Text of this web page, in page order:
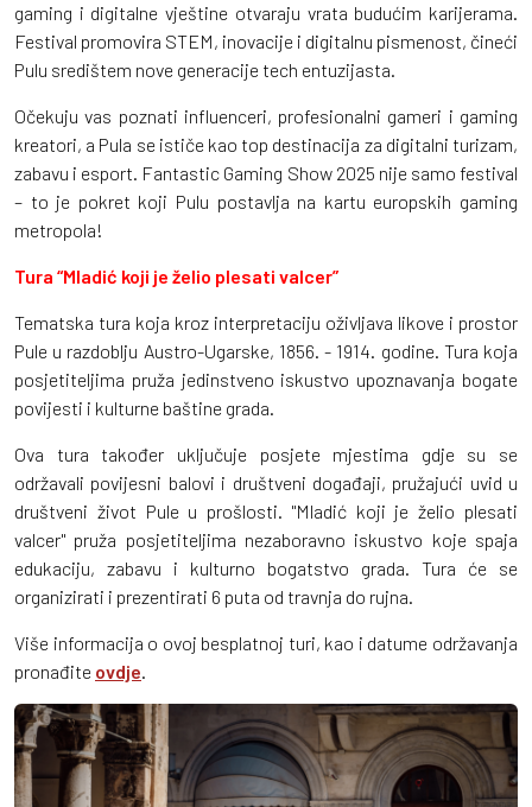
gaming i digitalne vještine otvaraju vrata budućim karijerama.
Festival promovira STEM, inovacije i digitalnu pismenost, čineći
Pulu središtem nove generacije tech entuzijasta.
Očekuju vas poznati influenceri, profesionalni gameri i gaming
kreatori, a Pula se ističe kao top destinacija za digitalni turizam,
zabavu i esport. Fantastic Gaming Show 2025 nije samo festival
– to je pokret koji Pulu postavlja na kartu europskih gaming
metropola!
Tura “Mladić koji je želio plesati valcer”
Tematska tura koja kroz interpretaciju oživljava likove i prostor
Pule u razdoblju Austro-Ugarske, 1856. - 1914. godine. Tura koja
posjetiteljima pruža jedinstveno iskustvo upoznavanja bogate
povijesti i kulturne baštine grada.
Ova tura također uključuje posjete mjestima gdje su se
održavali povijesni balovi i društveni događaji, pružajući uvid u
društveni život Pule u prošlosti. "Mladić koji je želio plesati
valcer" pruža posjetiteljima nezaboravno iskustvo koje spaja
edukaciju, zabavu i kulturno bogatstvo grada.​ Tura će se
organizirati i prezentirati 6 puta od travnja do rujna.
Više informacija o ovoj besplatnoj turi, kao i datume održavanja
pronađite ovdje.